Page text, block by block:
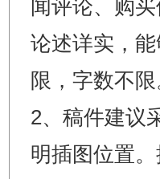
闻评论、购
论述详实，
限，字数不限
2、稿件建议
明插图位置